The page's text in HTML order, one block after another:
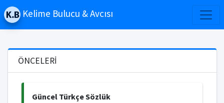
Kelime Bulucu & Avcısı
ÖNCELERİ
Güncel Türkçe Sözlük